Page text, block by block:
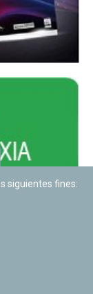
siguientes fines: